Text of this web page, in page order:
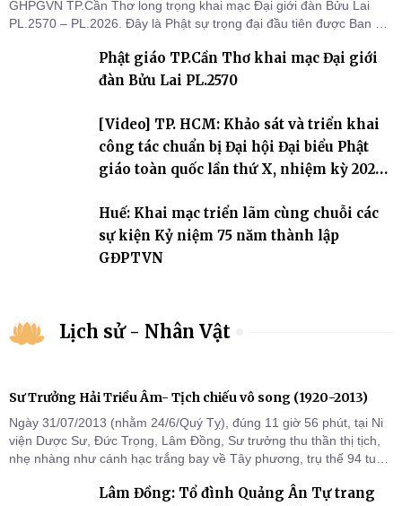
GHPGVN TP.Cần Thơ long trọng khai mạc Đại giới đàn Bửu Lai
PL.2570 – PL.2026. Đây là Phật sự trọng đại đầu tiên được Ban Trị
thứ I, thể hiện sự quan tâm đối với công tác truyền giới, đào tạo
Tăng tài và tiếp nối mạng mạch Tăng-g
Phật giáo TP.Cần Thơ khai mạc Đại giới
đàn Bửu Lai PL.2570
[Video] TP. HCM: Khảo sát và triển khai
công tác chuẩn bị Đại hội Đại biểu Phật
giáo toàn quốc lần thứ X, nhiệm kỳ 2026-
Huế: Khai mạc triển lãm cùng chuỗi các
sự kiện Kỷ niệm 75 năm thành lập
GĐPTVN
Lịch sử - Nhân Vật
Sư Trưởng Hải Triều Âm- Tịch chiếu vô song (1920-2013)
Ngày 31/07/2013 (nhằm 24/6/Quý Tỵ), đúng 11 giờ 56 phút, tại Ni
viện Dược Sư, Đức Trọng, Lâm Đồng, Sư trưởng thu thần thị tịch,
nhẹ nhàng như cánh hạc trắng bay về Tây phương, trụ thế 94 tuổi
Lâm Đồng: Tổ đình Quảng Ân Tự trang